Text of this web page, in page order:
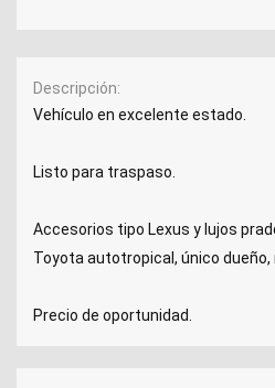
Descripción
Vehículo en excelente estado.
Listo para traspaso.
Accesorios tipo Lexus y lujos
Toyota autotropical, único dueño,
Precio de oportunidad.